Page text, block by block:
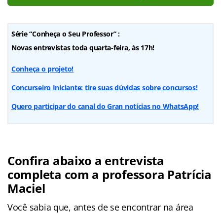
Série “Conheça o Seu Professor” :
Novas entrevistas toda quarta-feira, às 17h!
Conheça o projeto!
Concurseiro Iniciante: tire suas dúvidas sobre concursos!
Quero participar do canal do Gran notícias no WhatsApp!
Confira abaixo a entrevista
completa com a professora Patrícia
Maciel
Você sabia que, antes de se encontrar na área